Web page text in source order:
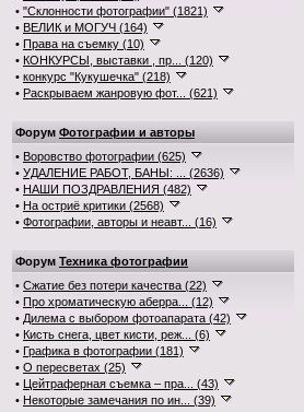
• "Склонности фотографии" (1821)
• ВЕЛИК и МОГУЧ (164)
• Права на съемку (10)
• КОНКУРСЫ, выставки , пр... (120)
• конкурс "Кукушечка" (218)
• Раскрываем жанровую фот... (621)
Форум Фотографии и авторы
• Воровство фотографии (625)
• УДАЛЕНИЕ РАБОТ, БАНЫ: ... (2636)
• НАШИ ПОЗДРАВЛЕНИЯ (482)
• На остриё критики (2568)
• Фотографии, авторы и неавт... (16)
Форум Техника фотографии
• Сжатие без потери качества (22)
• Про хроматическую аберра... (12)
• Дилема с выбором фотоапарата (42)
• Кисть снега, цвет кисти, реж... (6)
• Графика в фотографии (181)
• О пересветах (25)
• Цейтраферная съемка – пра... (43)
• Некоторые замечания по ин... (39)